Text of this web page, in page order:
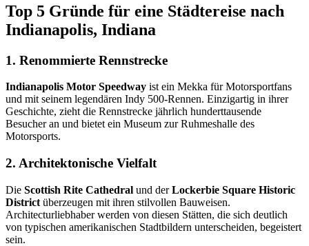
Top 5 Gründe für eine Städtereise nach
Indianapolis, Indiana
1. Renommierte Rennstrecke
Indianapolis Motor Speedway ist ein Mekka für Motorsportfans
und mit seinem legendären Indy 500-Rennen. Einzigartig in ihrer
Geschichte, zieht die Rennstrecke jährlich hunderttausende
Besucher an und bietet ein Museum zur Ruhmeshalle des
Motorsports.
2. Architektonische Vielfalt
Die Scottish Rite Cathedral und derLockerbie Square Historic
District überzeugen mit ihren stilvollen Bauweisen.
Architecturliebhaber werden von diesen Stätten, die sich deutlich
von typischen amerikanischen Stadtbildern unterscheiden, begeistert
sein.